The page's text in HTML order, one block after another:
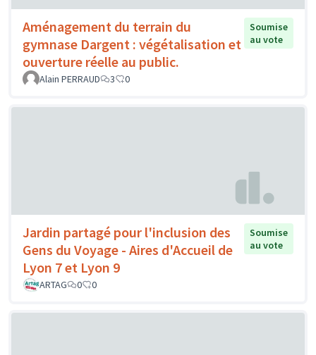
Aménagement du terrain du
gymnase Dargent : végétalisation et
ouverture réelle au public.
Soumise
au vote
Alain PERRAUD 3 0
Jardin partagé pour l'inclusion des
Gens du Voyage - Aires d'Accueil de
Lyon 7 et Lyon 9
Soumise
au vote
ARTAG 0 0